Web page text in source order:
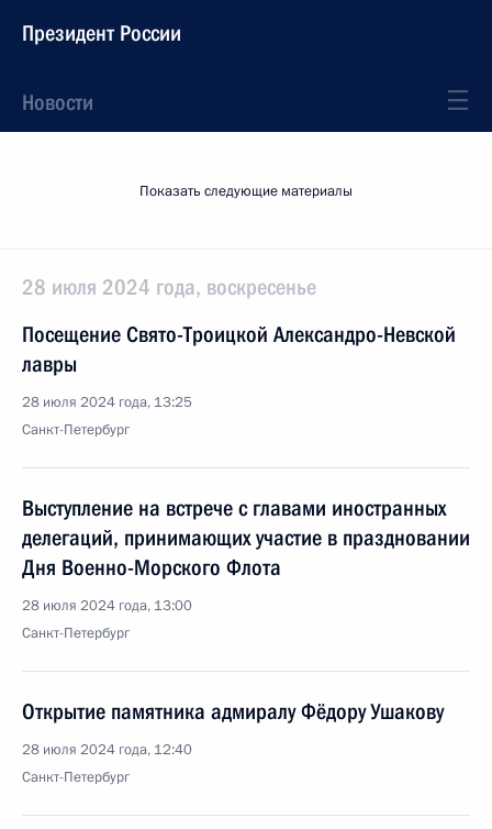
Президент России
Новости
Показать следующие материалы
28 июля 2024 года, воскресенье
Посещение Свято-Троицкой Александро-Невской
лавры
28 июля 2024 года, 13:25
Санкт-Петербург
Выступление на встрече с главами иностранных
делегаций, принимающих участие в праздновании
Дня Военно-Морского Флота
28 июля 2024 года, 13:00
Санкт-Петербург
Открытие памятника адмиралу Фёдору Ушакову
28 июля 2024 года, 12:40
Санкт-Петербург